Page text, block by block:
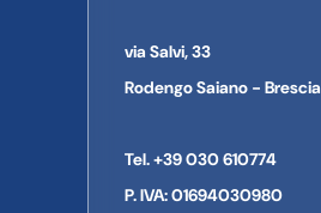
via Salvi, 33
Rodengo Saiano - Brescia
Tel. +39 030 610774
P. IVA: 01694030980